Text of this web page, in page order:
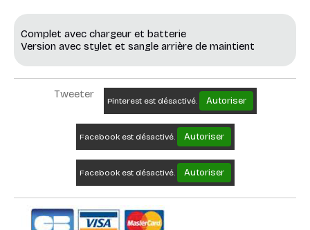
Complet avec chargeur et batterie
Version avec stylet et sangle arrière de maintient
Tweeter
Pinterest est désactivé. Autoriser
Facebook est désactivé. Autoriser
Facebook est désactivé. Autoriser